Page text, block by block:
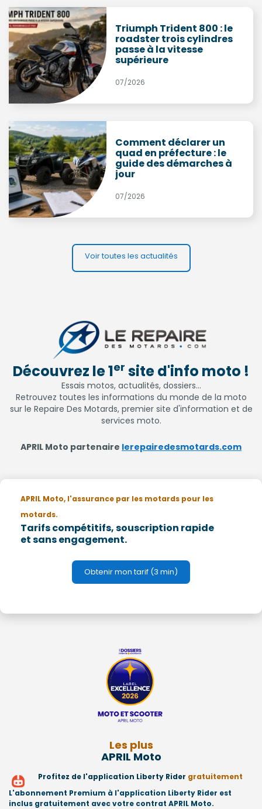
Triumph Trident 800 : le
roadster trois cylindres
passe à la vitesse
supérieure
07/2026
Comment déclarer un
quad en préfecture : le
guide des démarches à
jour
07/2026
Voir toutes les actualités
Découvrez le 1er site d'info moto !
Essais motos, actualités, dossiers...
Retrouvez toutes les informations du monde de la moto
sur le Repaire Des Motards, premier site d'information et de
services moto.
APRIL Moto partenaire lerepairedesmotards.com
APRIL Moto, l'assurance par les motards pour les
motards.
Tarifs compétitifs, souscription rapide
et sans engagement.
Obtenir mon tarif (3 min)
Les plus
APRIL Moto
Profitez de l'application Liberty Rider gratuitement
L'abonnement Premium à l'application Liberty Rider est
inclus gratuitement avec votre contrat APRIL Moto.